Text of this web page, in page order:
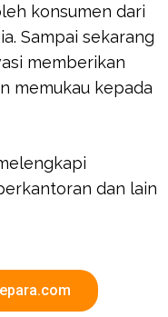
konsumen dari
Sampai sekarang
memberikan
memukau kepada
dan lain